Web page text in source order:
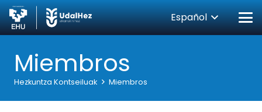
Español
Miembros
Hezkuntza Kontseiluak Miembros